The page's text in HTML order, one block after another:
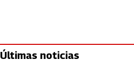
Últimas noticias